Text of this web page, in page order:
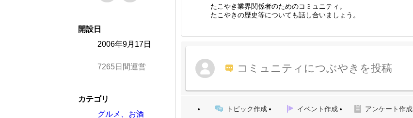
たこやき業界関係者のためのコミュニティ。
たこやきの歴史等についても話し合いましょう。
コミュニティにつぶやきを投稿
トピック作成 イベント作成 アンケート作成
開設日
2006年9月17日
7265日間運営
カテゴリ
グルメ、お酒